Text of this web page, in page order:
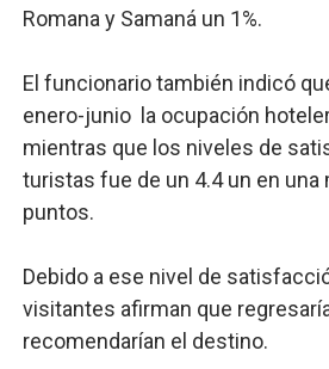
Romana y Samaná un 1%.
El funcionario también indicó
enero-junio la ocupación
mientras que los niveles de
turistas fue de un 4.4 un en una
puntos.
Debido a ese nivel de
visitantes afirman que
recomendarían el destino.